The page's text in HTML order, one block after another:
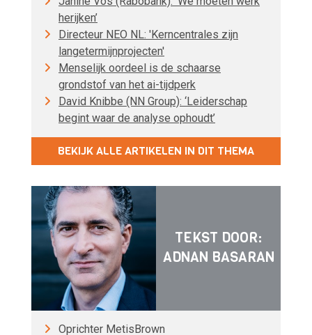
herijken’
Directeur NEO NL: 'Kerncentrales zijn
langetermijnprojecten'
Menselijk oordeel is de schaarse
grondstof van het ai-tijdperk
David Knibbe (NN Group): ‘Leiderschap
begint waar de analyse ophoudt’
BEKIJK ALLE ARTIKELEN IN DIT THEMA
TEKST DOOR:
ADNAN BASARAN
Oprichter MetisBrown